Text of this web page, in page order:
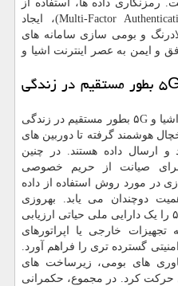
رمزنگاری داده ها، استفاده از
احراز هویت چندمرحله ای (Multi-Factor Authentication)، ایجاد
و بومی سازی سامانه های
و ایمن به عصر اینترنت اشیا و
فناوری های اینترنت اشیا و ۵G بطور مستقیم در زندگی
وی ادامه داد: فناوری های اینترنت اشیا و ۵G بطور مستقیم در زندگی
هوشمند گرفته تا دوربین های
و ارسال داده هستند. در چنین
برای صیانت از حریم خصوصی
در مورد روش استفاده از داده
دوچندان می یابد. بهروزی
زیرساخت های ارتباطی در عصر ۵G را یک دارایی ملی حیاتی ارزیابی
خارجی یا اپراتورهای
گسترده تری را فراهم آورد.
های بومی، زیرساخت های
حرکت کرد. در مجموع، حکمرانی